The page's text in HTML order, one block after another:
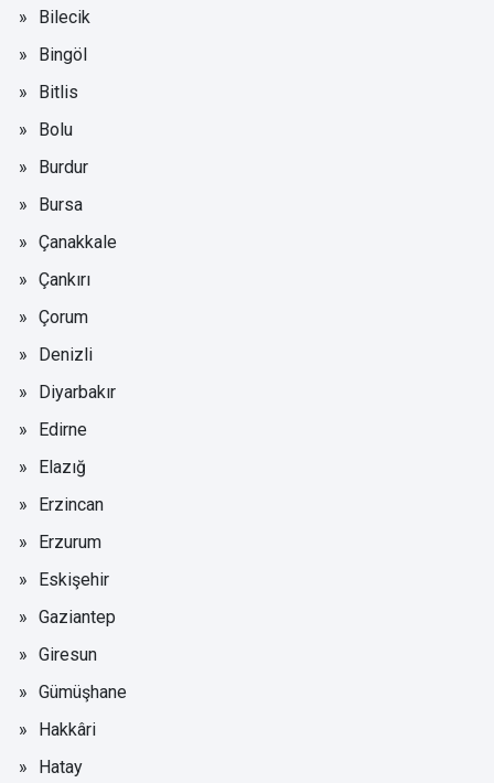
Bilecik
Bingöl
Bitlis
Bolu
Burdur
Bursa
Çanakkale
Çankırı
Çorum
Denizli
Diyarbakır
Edirne
Elazığ
Erzincan
Erzurum
Eskişehir
Gaziantep
Giresun
Gümüşhane
Hakkâri
Hatay